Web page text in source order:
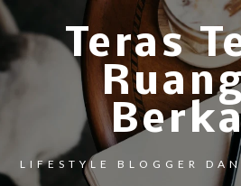
Teras
LIFESTYLE BLOGGER